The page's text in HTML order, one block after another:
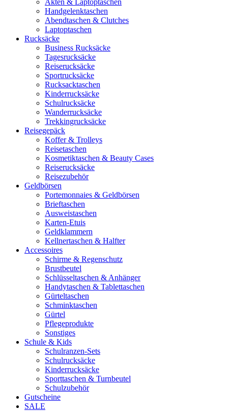
Akten & Laptoptaschen
Handgelenktaschen
Abendtaschen & Clutches
Laptoptaschen
Rucksäcke
Business Rucksäcke
Tagesrucksäcke
Reiserucksäcke
Sportrucksäcke
Rucksacktaschen
Kinderrucksäcke
Schulrucksäcke
Wanderrucksäcke
Trekkingrucksäcke
Reisegepäck
Koffer & Trolleys
Reisetaschen
Kosmetiktaschen & Beauty Cases
Reiserucksäcke
Reisezubehör
Geldbörsen
Portemonnaies & Geldbörsen
Brieftaschen
Ausweistaschen
Karten-Etuis
Geldklammern
Kellnertaschen & Halfter
Accessoires
Schirme & Regenschutz
Brustbeutel
Schlüsseltaschen & Anhänger
Handytaschen & Tablettaschen
Gürteltaschen
Schminktaschen
Gürtel
Pflegeprodukte
Sonstiges
Schule & Kids
Schulranzen-Sets
Schulrucksäcke
Kinderrucksäcke
Sporttaschen & Turnbeutel
Schulzubehör
Gutscheine
SALE